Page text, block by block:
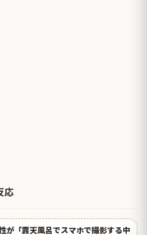
応
が「露天風呂でスマホで撮影する中